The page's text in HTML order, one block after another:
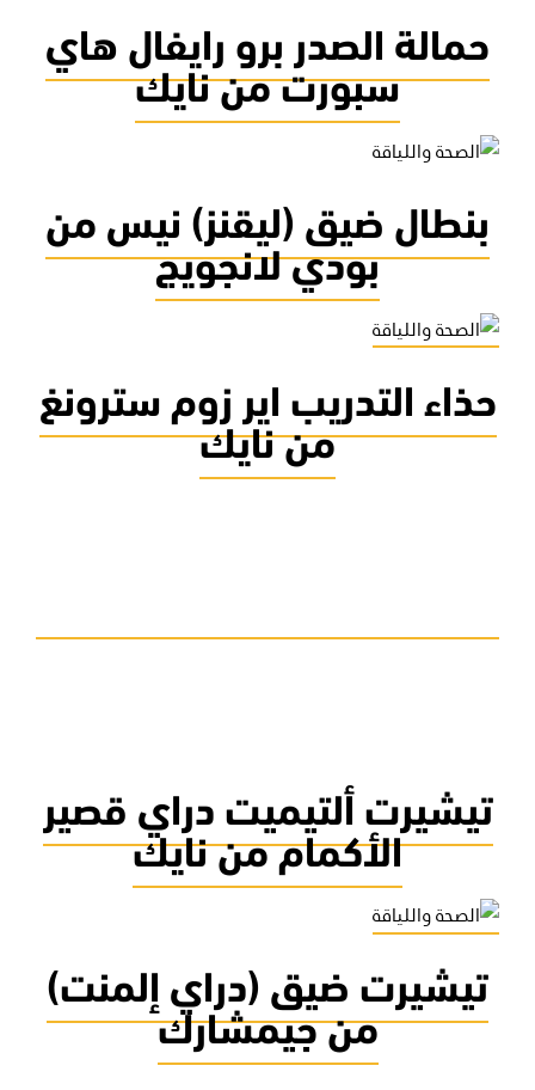
حمالة الصدر برو رايفال هاي
سبورت من نايك
بنطال ضيق (ليقنز) نيس من
بودي لانجويج
حذاء التدريب اير زوم سترونغ
من نايك
تيشيرت ألتيميت دراي قصير
الأكمام من نايك
تيشيرت ضيق (دراي إلمنت)
من جيمشارك